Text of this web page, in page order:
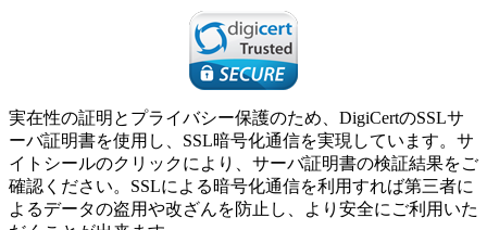
実在性の証明とプライバシー保護のため、DigiCertのSSLサ
ーバ証明書を使用し、SSL暗号化通信を実現しています。サ
イトシールのクリックにより、サーバ証明書の検証結果をご
確認ください。SSLによる暗号化通信を利用すれば第三者に
よるデータの盗用や改ざんを防止し、より安全にご利用いた